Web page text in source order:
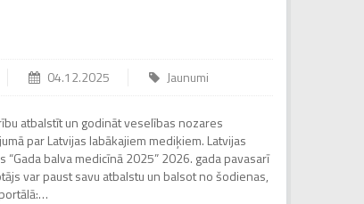
04.12.2025 Jaunumi
atbalstīt un godināt veselības nozares
par Latvijas labākajiem mediķiem. Latvijas
balva medicīnā 2025” 2026. gada pavasarī
var paust savu atbalstu un balsot no šodienas,